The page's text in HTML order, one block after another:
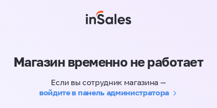
Магазин временно не работает
Если вы сотрудник магазина —
войдите в панель администратора